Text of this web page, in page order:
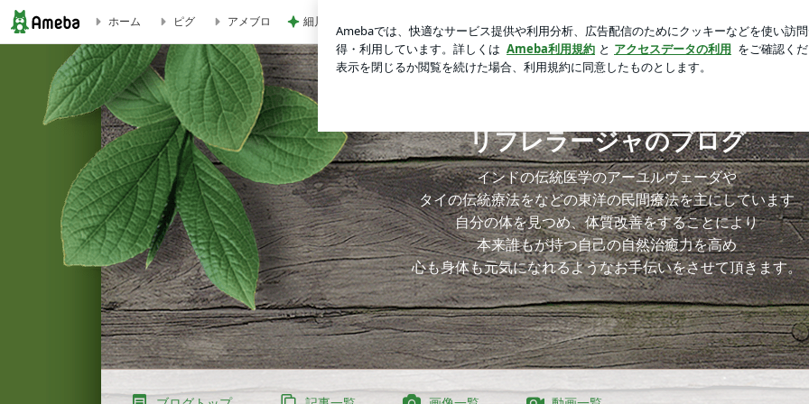
立派なビワの実出来てます | リフレラージャのブログ
ホーム ピグ アメブロ 細川直美 友人にスカルプケア用品 ロ
リフレラージャのブログ
インドの伝統医学のアーユルヴェーダや
タイの伝統療法をなどの東洋の民間療法を主にしています
自分の体を見つめ、体質改善をすることにより
本来誰もが持つ自己の自然治癒力を高め
心も身体も元気になれるようなお手伝いをさせて頂きます。